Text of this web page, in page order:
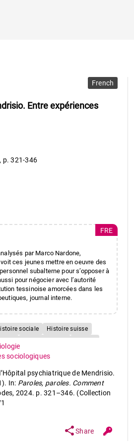
French
Entre expériences
, p. 321-346
par Marco Nardone,
ces jeunes mettre en oeuvre des
subalterne pour s’opposer à
pour négocier avec l’autorité
tessinoise amorcées dans les
journal interne.
FRE
sociale
Histoire suisse
Tessin
sociologiques
psychiatrique de Mendrisio.
In: Paroles, paroles. Comment
2024. p. 321–346. (Collection
shareShare